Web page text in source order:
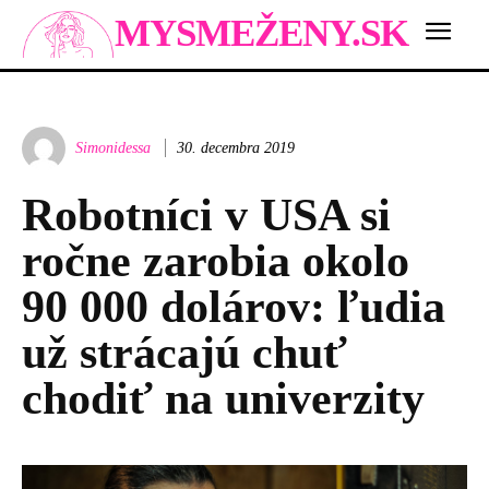
MYSMEŽENY.SK
Simonidessa 30. decembra 2019
Robotníci v USA si
ročne zarobia okolo
90 000 dolárov: ľudia
už strácajú chuť
chodiť na univerzity